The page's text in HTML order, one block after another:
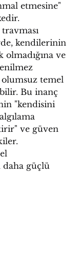
etmesine"
kendilerinin
olmadığına ve
temel
Bu inanç
"kendisini
ve güven
daha güçlü
aynı